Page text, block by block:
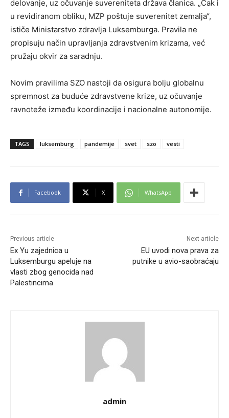
delovanje, uz očuvanje suvereniteta država članica. „Čak i
u revidiranom obliku, MZP poštuje suverenitet zemalja“,
ističe Ministarstvo zdravlja Luksemburga. Pravila ne
propisuju način upravljanja zdravstvenim krizama, već
pružaju okvir za saradnju.
Novim pravilima SZO nastoji da osigura bolju globalnu
spremnost za buduće zdravstvene krize, uz očuvanje
ravnoteže između koordinacije i nacionalne autonomije.
TAGS luksemburg pandemije svet szo vesti
Facebook X WhatsApp
Previous article
Ex Yu zajednica u
Luksemburgu apeluje na
vlasti zbog genocida nad
Palestincima
Next article
EU uvodi nova prava za
putnike u avio-saobraćaju
admin